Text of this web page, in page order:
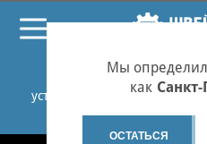
При проблемах с онлайн-
установите российские
или используйте
Мы
как Санкт-
ОСТАТЬСЯ